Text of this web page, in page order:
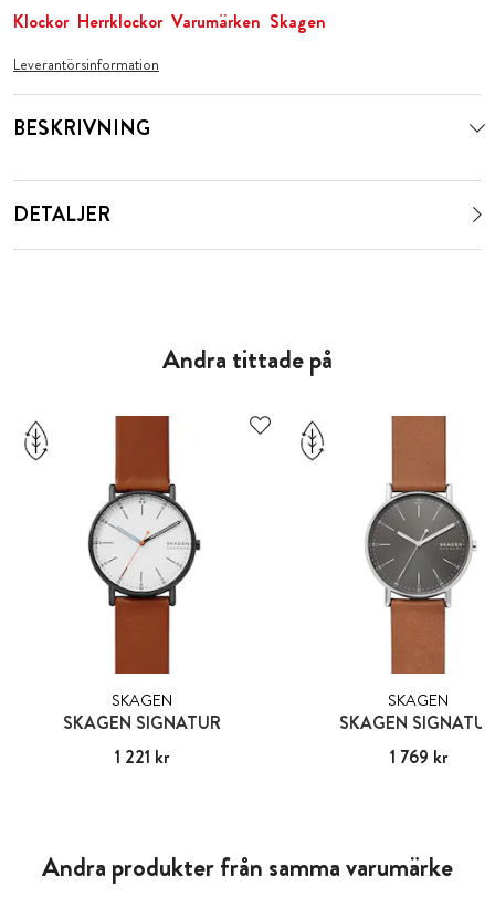
Klockor Herrklockor Varumärken Skagen
Leverantörsinformation
BESKRIVNING
DETALJER
Andra tittade på
SKAGEN
SKAGEN SIGNATUR
Pris :1 221 kr
1 221 kr
SKAGEN
SKAGEN
Pris :1 769 kr
1 769 kr
Andra produkter från samma varumärke